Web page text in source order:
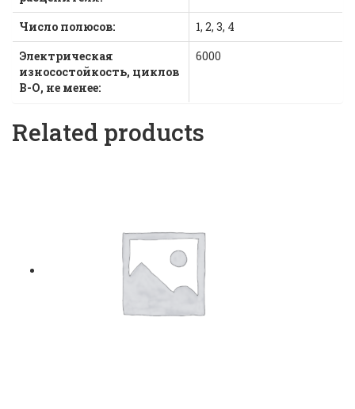
Число полюсов:
1, 2, 3, 4
Электрическая
износостойкость, циклов
В-О, не менее:
6000
Related products